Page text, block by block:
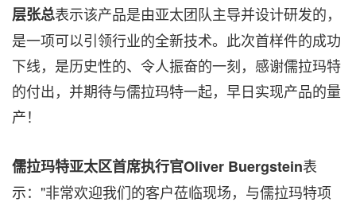
层张总表示该产品是由亚太团队主导并设计研发的，
是一项可以引领行业的全新技术。此次首样件的成功
下线，是历史性的、令人振奋的一刻，感谢儒拉玛特
的付出，并期待与儒拉玛特一起，早日实现产品的量
产！
儒拉玛特亚太区首席执行官Oliver Buergstein表
示："非常欢迎我们的客户莅临现场，与儒拉玛特项